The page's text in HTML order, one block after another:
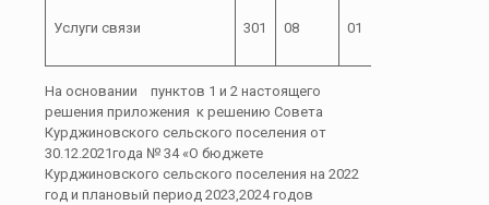
Услуги связи 301 08 01
На основании пунктов 1 и 2 настоящего
решения приложения к решению Совета
Курджиновского сельского поселения от
30.12.2021года № 34 «О бюджете
Курджиновского сельского поселения на 2022
год и плановый период 2023,2024 годов